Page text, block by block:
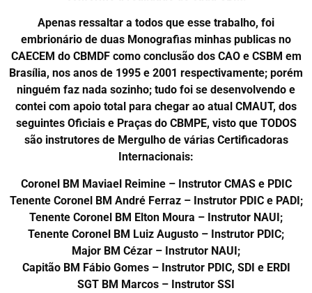
Apenas ressaltar a todos que esse trabalho, foi
embrionário de duas Monografias minhas publicas no
CAECEM do CBMDF como conclusão dos CAO e CSBM em
Brasília, nos anos de 1995 e 2001 respectivamente; porém
ninguém faz nada sozinho; tudo foi se desenvolvendo e
contei com apoio total para chegar ao atual CMAUT, dos
seguintes Oficiais e Praças do CBMPE, visto que TODOS
são instrutores de Mergulho de várias Certificadoras
Internacionais:
Coronel BM Maviael Reimine – Instrutor CMAS e PDIC
Tenente Coronel BM André Ferraz – Instrutor PDIC e PADI;
Tenente Coronel BM Elton Moura – Instrutor NAUI;
Tenente Coronel BM Luiz Augusto – Instrutor PDIC;
Major BM Cézar – Instrutor NAUI;
Capitão BM Fábio Gomes – Instrutor PDIC, SDI e ERDI
SGT BM Marcos – Instrutor SSI